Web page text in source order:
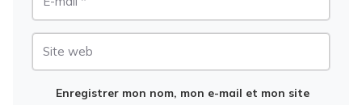
Enregistrer mon nom, mon e-mail et mon site